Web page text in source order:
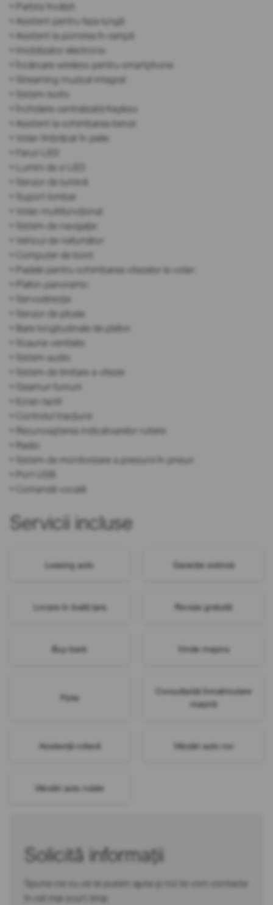
• Parbriz încălzit
• Asistent pentru faza lungă
• Asistent la pornirea în rampă
• Imobilizator electronic
• Încărcare wireless pentru smartphone
• Streaming muzical integrat
• Sistem Isofix
• Închidere centralizată Keyless
• Asistent la schimbarea benzii
• Volan îmbrăcat în piele
• Faruri LED
• Lumini de zi LED
• Senzor de lumină
• Suport lombar
• Volan multifuncțional
• Sistem de navigație
• Vehicul de nefumător
• Computer de bord
• Padele pentru schimbarea vitezelor la volan
• Plafon panoramic
• Servodirecție
• Senzor de ploaie
• Bare longitudinale de plafon
• Scaune ventilate
• Sistem audio
• Sistem de limitare a vitezei
• Geamuri fumurii
• Ecran tactil
• Controlul tracțiunii
• Recunoașterea indicatoarelor rutiere
• Radio
• Sistem de monitorizare a presiunii în pneuri
• Port USB
• Comandă vocală
Servicii incluse
Leasing auto Garanție extinsă
Livrare în toată țara Revizie gratuită
Buy-back Vinde mașina
Flote
Consultanță înmatriculare
mașină
Asistență rutieră Vânzări auto noi
Vânzări auto rulate
Solicită informații
Spune-ne cu ce te putem ajuta și noi te vom contacta
în cel mai scurt timp